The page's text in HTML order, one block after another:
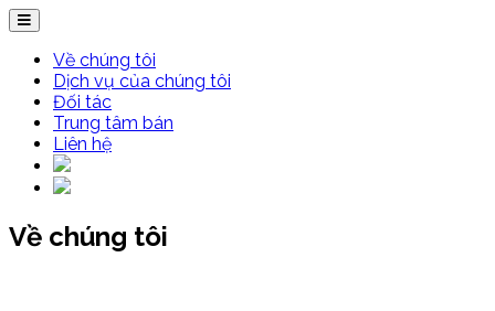
Về chúng tôi
Dịch vụ của chúng tôi
Đối tác
Trung tâm bán
Liên hệ
Về chúng tôi